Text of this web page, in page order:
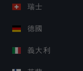
瑞士
德國
義大利